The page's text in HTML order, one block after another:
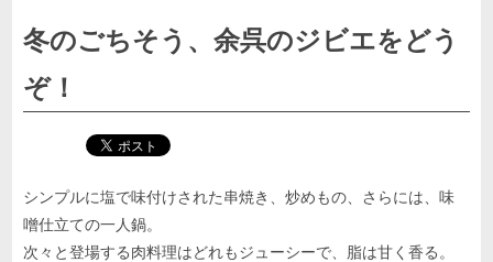
冬のごちそう、余呉のジビエをどう
ぞ！
シンプルに塩で味付けされた串焼き、炒めもの、さらには、味
噌仕立ての一人鍋。
次々と登場する肉料理はどれもジューシーで、脂は甘く香る。